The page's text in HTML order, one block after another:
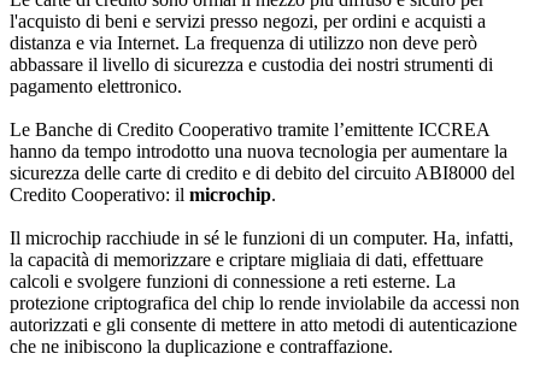
l'acquisto di beni e servizi presso negozi, per ordini e acquisti a
distanza e via Internet. La frequenza di utilizzo non deve però
abbassare il livello di sicurezza e custodia dei nostri strumenti di
pagamento elettronico.
Le Banche di Credito Cooperativo tramite l’emittente ICCREA
hanno da tempo introdotto una nuova tecnologia per aumentare la
sicurezza delle carte di credito e di debito del circuito ABI8000 del
Credito Cooperativo: il microchip.
Il microchip racchiude in sé le funzioni di un computer. Ha, infatti,
la capacità di memorizzare e criptare migliaia di dati, effettuare
calcoli e svolgere funzioni di connessione a reti esterne. La
protezione criptografica del chip lo rende inviolabile da accessi non
autorizzati e gli consente di mettere in atto metodi di autenticazione
che ne inibiscono la duplicazione e contraffazione.